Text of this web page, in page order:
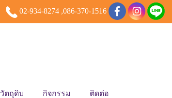
02-934-8274 ,086-370-1516
วัตถุดิบ กิจกรรม ติดต่อ